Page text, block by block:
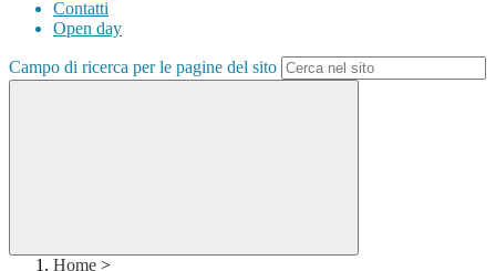
Contatti
Open day
Campo di ricerca per le pagine del sito
Home >